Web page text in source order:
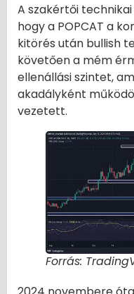
A szakértői
hogy a POPCAT a
kitörés után bullish
követően a mém
ellenállási szintet,
akadályként
vezetett.
Forrás: